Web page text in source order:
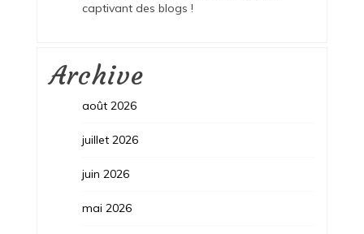
captivant des blogs !
Archive
août 2026
juillet 2026
juin 2026
mai 2026